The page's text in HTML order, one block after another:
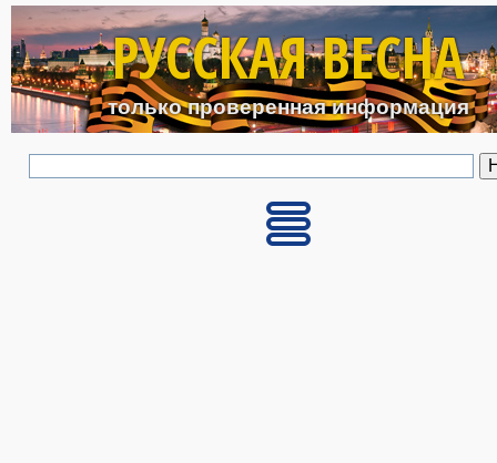
Перейти к основному
РУССКАЯ ВЕСНА
только проверенная информация